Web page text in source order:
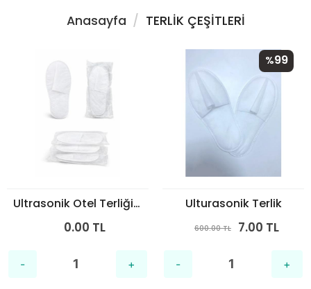
Anasayfa TERLİK ÇEŞİTLERİ
Ultrasonik Otel Terliği – Tek Kullanımlık, Tela Paket
0.00 TL
%99
Ulturasonik Terlik
600.00 TL 7.00 TL